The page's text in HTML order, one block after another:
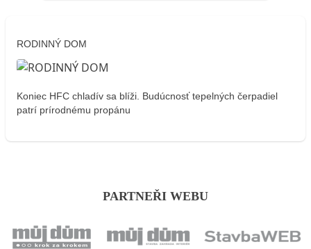
RODINNÝ DOM
Koniec HFC chladív sa blíži. Budúcnosť tepelných čerpadiel
patrí prírodnému propánu
PARTNEŘI WEBU